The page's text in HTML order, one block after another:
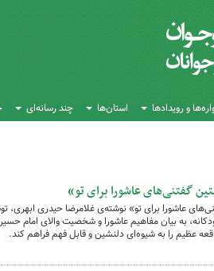
و رویدادها استان‌ها چند رسانه‌ای
گفتنی‌های عاشورا برای تو»
عاشورا برای تو» نوشته‌ی غلامرضا حیدری ابهری،
به بیان مفاهیم عاشورا و شخصیت والای امام
عظیم را به شیوه‌ای دلنشین و قابل فهم فراهم کند.